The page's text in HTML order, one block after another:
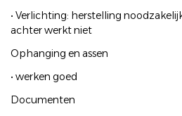
• Verlichting: herstelling
achter werkt niet
Ophanging en assen
• werken goed
Documenten